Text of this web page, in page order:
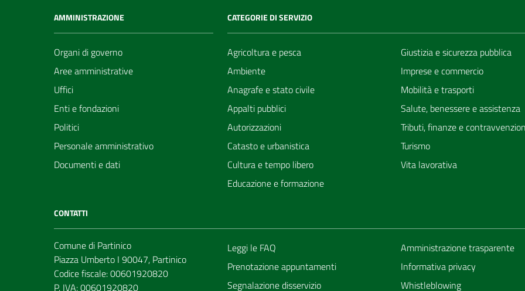
AMMINISTRAZIONE
Organi di governo
Aree amministrative
Uffici
Enti e fondazioni
Politici
Personale amministrativo
Documenti e dati
CATEGORIE DI SERVIZIO
Agricoltura e pesca
Ambiente
Anagrafe e stato civile
Appalti pubblici
Autorizzazioni
Catasto e urbanistica
Cultura e tempo libero
Educazione e formazione
Giustizia e sicurezza pubblica
Imprese e commercio
Mobilità e trasporti
Salute, benessere e assistenza
Tributi, finanze e
Turismo
Vita lavorativa
CONTATTI
Comune di Partinico
Piazza Umberto I 90047, Partinico
Codice fiscale: 00601920820
P. IVA: 00601920820
Leggi le FAQ
Prenotazione appuntamenti
Segnalazione disservizio
Amministrazione trasparente
Informativa privacy
Whistleblowing